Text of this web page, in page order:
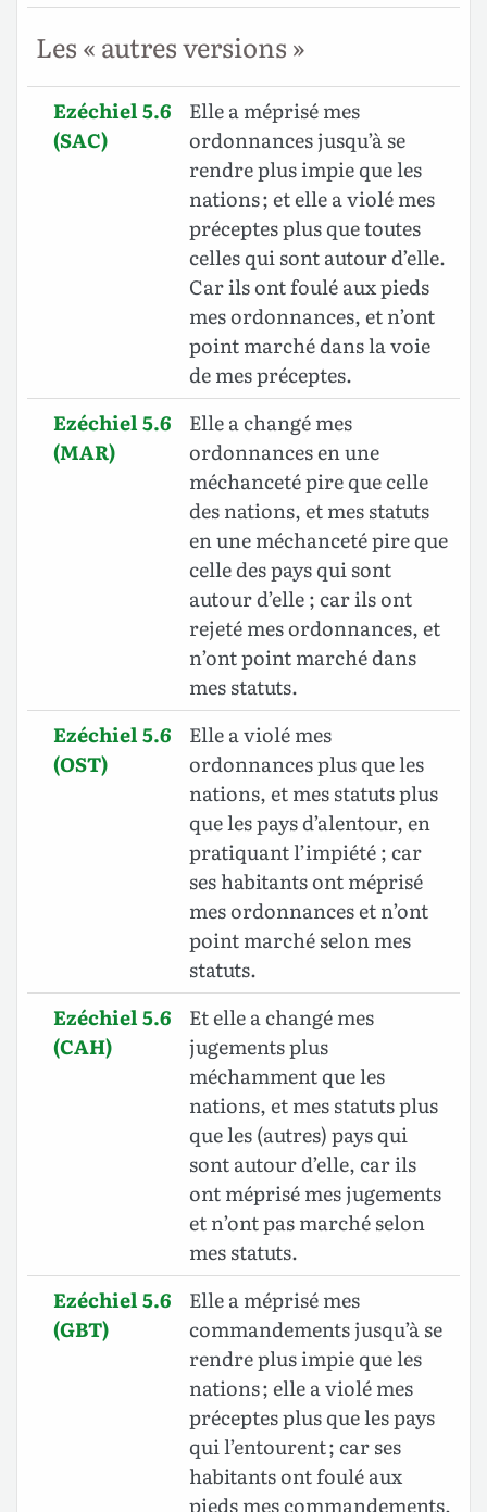
Les « autres versions »
Ezéchiel 5.6
(SAC)
Elle a méprisé mes
ordonnances jusqu’à se
rendre plus impie que les
nations ; et elle a violé mes
préceptes plus que toutes
celles qui sont autour d’elle.
Car ils ont foulé aux pieds
mes ordonnances, et n’ont
point marché dans la voie
de mes préceptes.
Ezéchiel 5.6
(MAR)
Elle a changé mes
ordonnances en une
méchanceté pire que celle
des nations, et mes statuts
en une méchanceté pire que
celle des pays qui sont
autour d’elle ; car ils ont
rejeté mes ordonnances, et
n’ont point marché dans
mes statuts.
Ezéchiel 5.6
(OST)
Elle a violé mes
ordonnances plus que les
nations, et mes statuts plus
que les pays d’alentour, en
pratiquant l’impiété ; car
ses habitants ont méprisé
mes ordonnances et n’ont
point marché selon mes
statuts.
Ezéchiel 5.6
(CAH)
Et elle a changé mes
jugements plus
méchamment que les
nations, et mes statuts plus
que les (autres) pays qui
sont autour d’elle, car ils
ont méprisé mes jugements
et n’ont pas marché selon
mes statuts.
Ezéchiel 5.6
(GBT)
Elle a méprisé mes
commandements jusqu’à se
rendre plus impie que les
nations ; elle a violé mes
préceptes plus que les pays
qui l’entourent ; car ses
habitants ont foulé aux
pieds mes commandements,